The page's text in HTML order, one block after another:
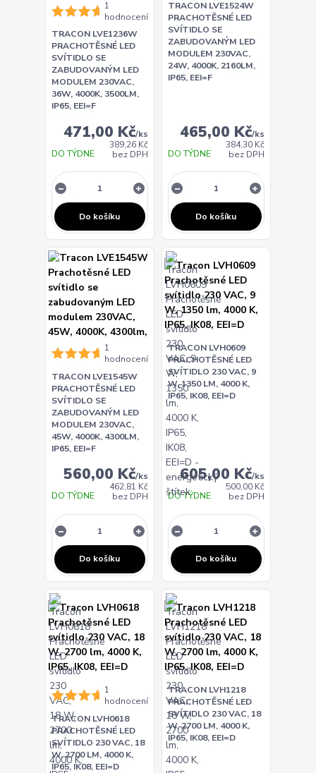
1
hodnocení
TRACON LVE1236W
PRACHOTĚSNÉ LED
SVÍTIDLO SE
ZABUDOVANÝM LED
MODULEM 230VAC,
36W, 4000K, 3500LM,
IP65, EEI=F
471,00 Kč/ks
389,26 Kč
bez DPH
DO TÝDNE
Do košíku
TRACON LVE1524W
PRACHOTĚSNÉ LED
SVÍTIDLO SE
ZABUDOVANÝM LED
MODULEM 230VAC,
24W, 4000K, 2160LM,
IP65, EEI=F
465,00 Kč/ks
384,30 Kč
bez DPH
DO TÝDNE
Do košíku
1
hodnocení
TRACON LVE1545W
PRACHOTĚSNÉ LED
SVÍTIDLO SE
ZABUDOVANÝM LED
MODULEM 230VAC,
45W, 4000K, 4300LM,
IP65, EEI=F
560,00 Kč/ks
462,81 Kč
bez DPH
DO TÝDNE
Do košíku
TRACON LVH0609
PRACHOTĚSNÉ LED
SVÍTIDLO 230 VAC, 9
W, 1350 LM, 4000 K,
IP65, IK08, EEI=D
605,00 Kč/ks
500,00 Kč
bez DPH
DO TÝDNE
Do košíku
1
hodnocení
TRACON LVH0618
PRACHOTĚSNÉ LED
SVÍTIDLO 230 VAC, 18
W, 2700 LM, 4000 K,
IP65, IK08, EEI=D
TRACON LVH1218
PRACHOTĚSNÉ LED
SVÍTIDLO 230 VAC, 18
W, 2700 LM, 4000 K,
IP65, IK08, EEI=D